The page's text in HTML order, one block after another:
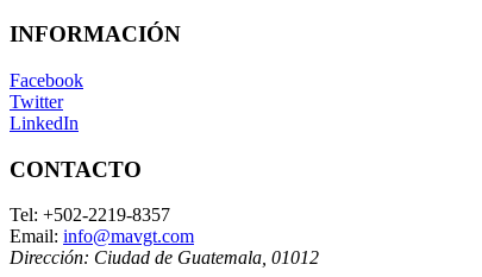
INFORMACIÓN
Facebook
Twitter
LinkedIn
CONTACTO
Tel: +502-2219-8357
Email: info@mavgt.com
Dirección: Ciudad de Guatemala 01012